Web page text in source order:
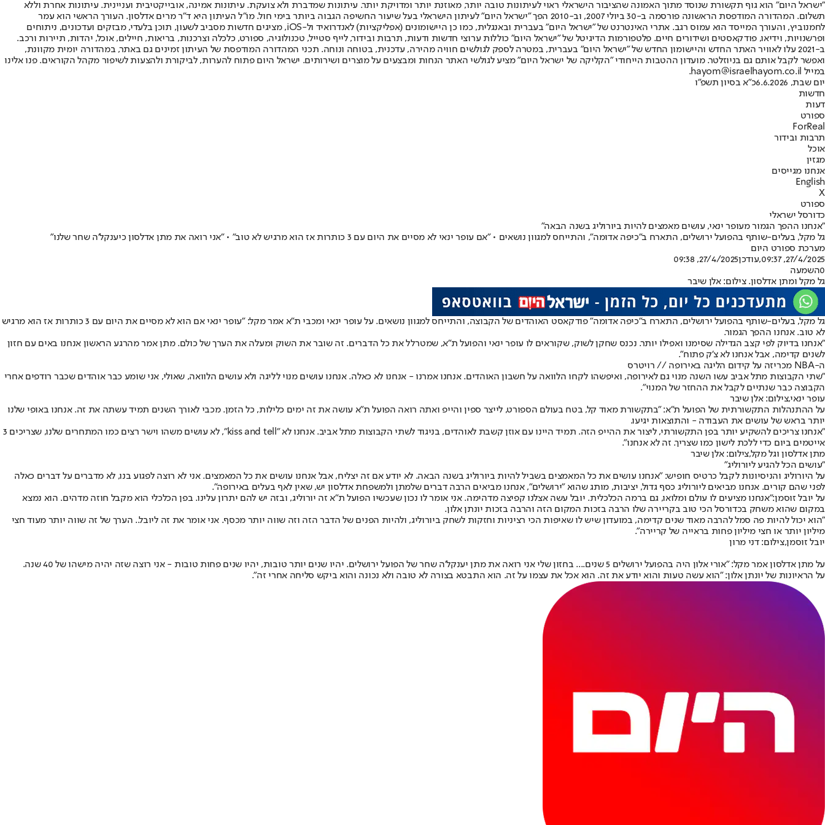
"ישראל היום" הוא גוף תקשורת שנוסד מתוך האמונה שהציבור הישראלי ראוי לעיתונות טובה יותר, מאוזנת יותר ומדויקת יותר. עיתונות שמדברת ולא צועקת. עיתונות אמינה, אובייקטיבית ועניינית. עיתונות אחרת וללא
תשלום. המהדורה המודפסת הראשונה פורסמה ב-30 ביולי 2007, וב-2010 הפך "ישראל היום" לעיתון הישראלי בעל שיעור החשיפה הגבוה ביותר בימי חול. מו"ל העיתון היא ד"ר מרים אדלסון. העורך הראשי הוא עמר
לחמנוביץ, והעורך המייסד הוא עמוס רגב. אתרי האינטרנט של "ישראל היום" בעברית ובאנגלית, כמו כן היישומונים (אפליקציות) לאנדרואיד ול-iOS, מציגים חדשות מסביב לשעון, תוכן בלעדי, מבזקים ועדכונים, ניתוחים
ופרשנויות, וידיאו, פודקאסטים ושידורים חיים. פלטפורמות הדיגיטל של "ישראל היום" כוללות ערוצי חדשות ודעות, תרבות ובידור, לייף סטייל, טכנולוגיה, ספורט, כלכלה וצרכנות, בריאות, חיילים, אוכל, יהדות, תיירות ורכב.
ב-2021 עלו לאוויר האתר החדש והיישומון החדש של "ישראל היום" בעברית, במטרה לספק לגולשים חוויה מהירה, עדכנית, בטוחה ונוחה. תכני המהדורה המודפסת של העיתון זמינים גם באתר, במהדורה יומית מקוונת,
ואפשר לקבל אותם גם בניוזלטר. מועדון ההטבות הייחודי "הקליקה של ישראל היום" מציע לגולשי האתר הנחות ומבצעים על מוצרים ושירותים. ישראל היום פתוח להערות, לביקורת ולהצעות לשיפור מקהל הקוראים. פנו אלינו
במייל hayom@israelhayom.co.il.
יום שבת, 6.6.2026
כ"א בסיון תשפ"ו
חדשות
דעות
ספורט
ForReal
תרבות ובידור
אוכל
מגזין
אנחנו מגייסים
English
X
ספורט
כדורסל ישראלי
"אנחנו ההפך הגמור מעופר ינאי, עושים מאמצים להיות ביורוליג בשנה הבאה"
גל מקל, בעלים-שותף בהפועל ירושלים, התארח ב"כיפה אדומה", והתייחס למגוון נושאים • "אם עופר ינאי לא מסיים את היום עם 3 כותרות אז הוא מרגיש לא טוב" • "אני רואה את מתן אדלסון כיענקל'ה שחר שלנו"
מערכת ספורט היום
27/4/2025, 09:37
,עודכן27/4/2025, 09:38
0השמעה
גל מקל ומתן אדלסון. צילום: אלן שיבר
גל מקל, בעלים-שותף בהפועל ירושלים
, התארח ב"כיפה אדומה" פודקאסט האוהדים של הקבוצה, והתייחס למגוון נושאים. על עופר ינאי ומכבי ת"א אמר מקל: "עופר ינאי אם הוא לא מסיים את היום עם 3 כותרות אז הוא מרגיש
לא טוב. אנחנו ההפך הגמור.
"אנחנו בדיוק לפי קצב הגדילה שסימנו ואפילו יותר. נכנס שחקן לשוק, שקוראים לו עופר ינאי והפועל ת"א, שמטרלל את כל הדברים. זה שובר את השוק ומעלה את הערך של כולם. מתן אמר מהרגע הראשון אנחנו באים עם חזון
לשנים קדימה, אבל אנחנו לא צ'ק פתוח".
ה-NBA מכריזה על קידום הליגה באירופה // רויטרס
"שתי הקבוצות מתל אביב עשו השנה מנוי גם לאירופה, ואיפשהו לקחו הלוואה על חשבון האוהדים. אנחנו אמרנו - אנחנו לא כאלה. אנחנו עושים מנוי לליגה ולא עושים הלוואה, שאולי, אני שומע כבר אוהדים שכבר רודפים אחרי
הקבוצה כבר שנתיים לקבל את ההחזר של המנוי".
עופר ינאי,צילום: אלן שיבר
על ההתנהלות התקשורתית של הפועל ת"א: "בתקשורת מאוד קל, בטח בעולם הספורט, לייצר ספין והייפ ואתה רואה הפועל ת"א עושה את זה ימים כלילות, כל הזמן. מכבי לאורך השנים תמיד עשתה את זה. אנחנו באופי שלנו
יותר בראש של עושים את העבודה - והתוצאות יגיעו.
"אנחנו צריכים להשקיע יותר בפן התקשורתי, ליצור את ההייפ הזה. תמיד היינו עם אוזן קשבת לאוהדים, בניגוד לשתי הקבוצות מתל אביב. אנחנו לא "kiss and tell", לא עושים משהו וישר רצים כמו המתחרים שלנו, שצריכים 3
אייטמים ביום כדי ללכת לישון כמו שצריך. זה לא אנחנו".
מתן אדלסון וגל מקל,צילום: אלן שיבר
"עושים הכל להגיע ליורוליג"
על היורוליג והניסיונות לקבל כרטיס חופיש: "אנחנו עושים את כל המאמצים בשביל להיות ביורוליג בשנה הבאה. לא יודע אם זה יצליח, אבל אנחנו עושים את כל המאמצים. אני לא רוצה לפגוע בנו, לא מדברים על דברים כאלה
לפני שהם קורים. אנחנו מביאים ליורוליג כסף גדול, יציבות, מותג שהוא "ירושלים", אנחנו מביאים הרבה דברים שלמתן ולמשפחת אדלסון יש, שאין לאף בעלים באירופה".
על יובל זוסמן:"אנחנו מציעים לו עולם ומלואו, גם ברמה הכלכלית. יובל עשה אצלנו קפיצה מדהימה. אני אומר לו נכון שעכשיו הפועל ת"א זה יורוליג, ובזה יש להם יתרון עלינו. בפן הכלכלי הוא מקבל חוזה מדהים. הוא נמצא
במקום שהוא משחק בכדורסל הכי טוב בקריירה שלו הרבה בזכות המקום הזה והרבה בזכות יונתן אלון.
"הוא יכול להיות פה סמל להרבה מאוד שנים קדימה, במועדון שיש לו שאיפות הכי רציניות וחזקות לשחק ביורוליג, ולהיות הפנים של הדבר הזה וזה שווה יותר מכסף. אני אומר את זה ליובל.. הערך של זה שווה יותר מעוד חצי
מיליון יותר או חצי מיליון פחות בראייה של קריירה".
יובל זוסמן,צילום: דני מרון
על מתן אדלסון אמר מקל: "אורי אלון היה בהפועל ירושלים 5 שנים.... בחזון שלי אני רואה את מתן יענקל'ה שחר של הפועל ירושלים. יהיו שנים יותר טובות, יהיו שנים פחות טובות - אני רוצה שזה יהיה מישהו של 40 שנה.
על הראיונות של יונתן אלון: "הוא עשה טעות והוא יודע את זה. הוא אכל את עצמו על זה. הוא התבטא בצורה לא טובה ולא נכונה והוא ביקש סליחה אחרי זה".